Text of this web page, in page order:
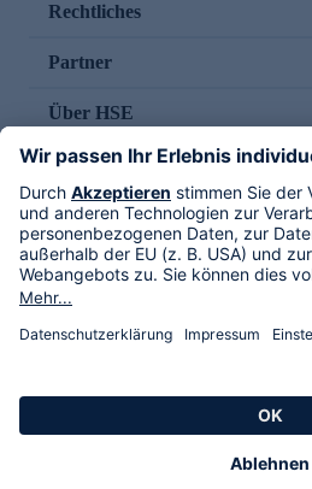
Rechtliches
Partner
Über HSE
Im TV
HSE International